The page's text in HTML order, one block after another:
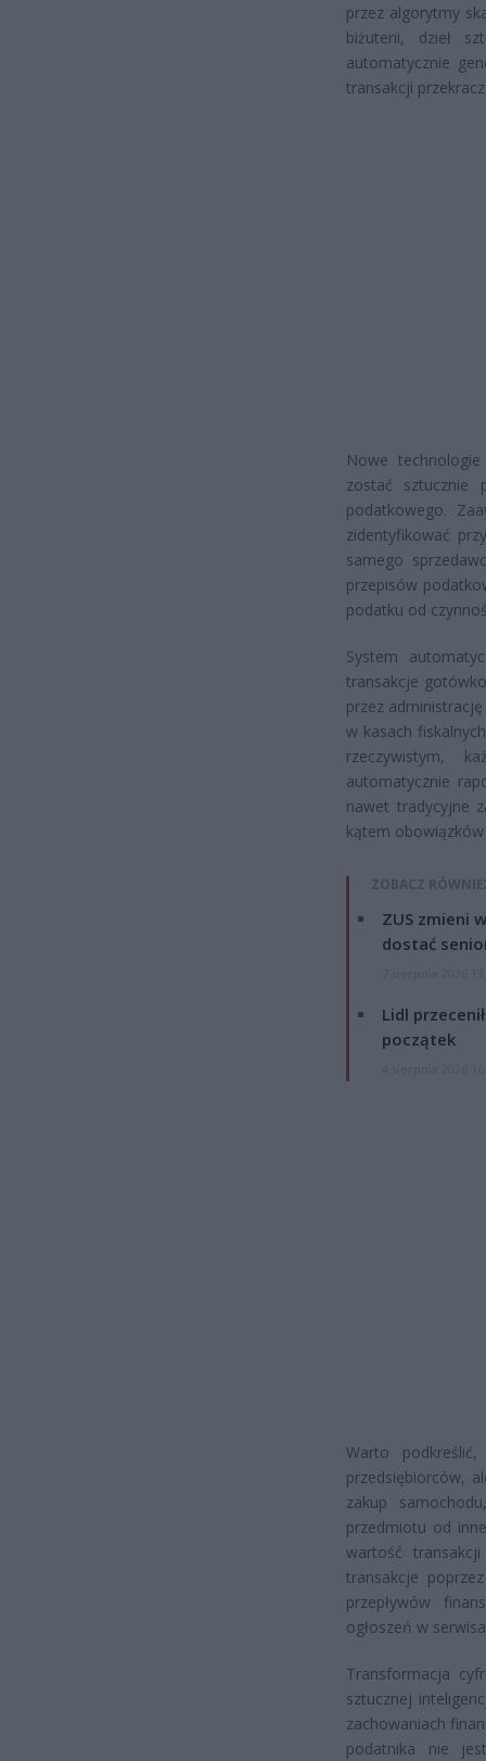
przez algorytmy
biżuterii, dzieł
automatycznie
transakcji
Nowe
zostać sztucznie
podatkowego.
zidentyfikować
samego
przepisów
podatku od
System
transakcje
przez
w kasach
rzeczywistym,
automatycznie
nawet tradycyjne
kątem
ZOBACZ
ZUS zmieni
dostać
Lidl
początek
Warto
przedsiębiorców,
zakup
przedmiotu od
wartość
transakcje
przepływów
ogłoszeń w
Transformacja
sztucznej
zachowaniach
podatnika nie